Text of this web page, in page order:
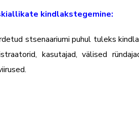
kindlakstegemine:
stsenaariumi puhul tuleks
kasutajad, välised